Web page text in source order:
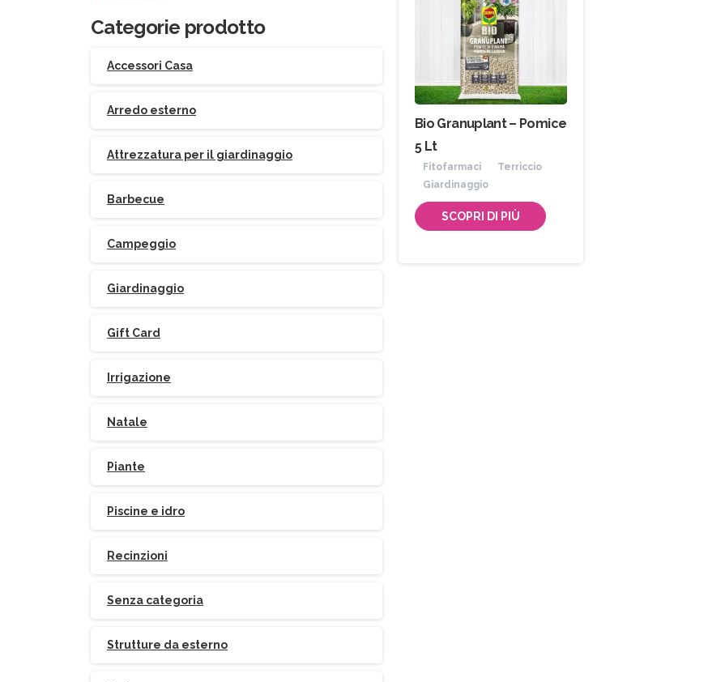
Bio Granuplant – Pomice
5 Lt
Fitofarmaci
Terriccio
Giardinaggio
SCOPRI DI PIÙ
Categorie prodotto
Accessori Casa
Arredo esterno
Attrezzatura per il giardinaggio
Barbecue
Campeggio
Giardinaggio
Gift Card
Irrigazione
Natale
Piante
Piscine e idro
Recinzioni
Senza categoria
Strutture da esterno